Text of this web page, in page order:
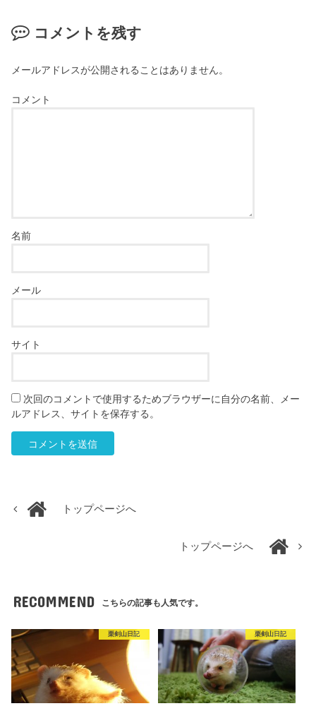
コメントを残す
メールアドレスが公開されることはありません。
コメント
名前
メール
サイト
次回のコメントで使用するためブラウザーに自分の名前、メー
ルアドレス、サイトを保存する。
トップページへ
トップページへ
RECOMMEND こちらの記事も人気です。
栗剣山日記 栗剣山日記